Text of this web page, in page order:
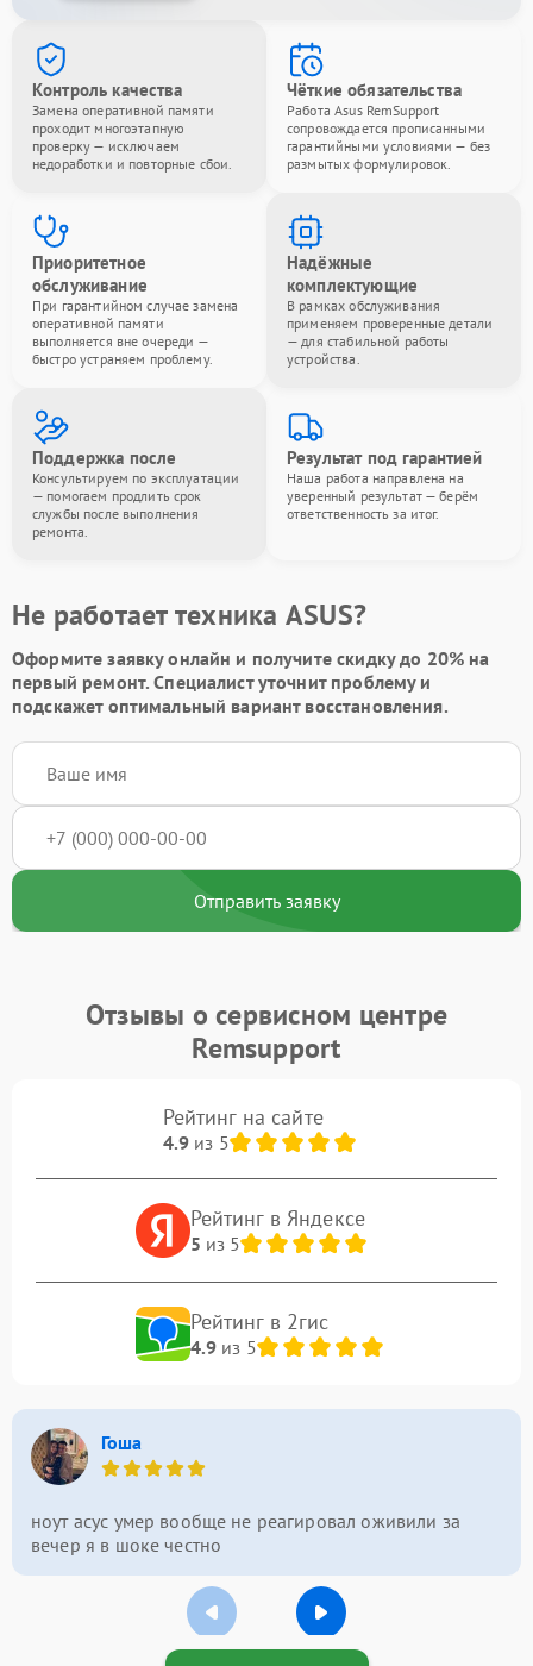
Контроль качества
Замена оперативной памяти
проходит многоэтапную
проверку — исключаем
недоработки и повторные сбои.
Чёткие обязательства
Работа Asus RemSupport
сопровождается прописанными
гарантийными условиями — без
размытых формулировок.
Приоритетное
обслуживание
При гарантийном случае замена
оперативной памяти
выполняется вне очереди —
быстро устраняем проблему.
Надёжные
комплектующие
В рамках обслуживания
применяем проверенные детали
— для стабильной работы
устройства.
Поддержка после
Консультируем по эксплуатации
— помогаем продлить срок
службы после выполнения
ремонта.
Результат под гарантией
Наша работа направлена на
уверенный результат — берём
ответственность за итог.
Не работает техника ASUS?
Оформите заявку онлайн и получитескидку до 20% на
первый ремонт. Специалист уточнит проблему и
подскажет оптимальный вариант восстановления.
Отправить заявку
Отзывы о сервисном центре
Remsupport
Рейтинг на сайте
4.9из 5
Рейтинг в Яндексе
5 из 5
Рейтинг в 2гис
4.9из 5
Гоша
ноут асус умер вообще не реагировал оживили за
вечер я в шоке честно